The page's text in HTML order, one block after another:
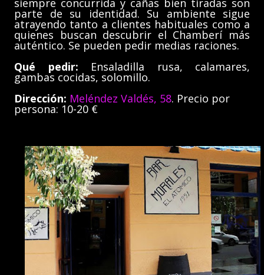
parte de su identidad. Su ambiente sigue
atrayendo tanto a clientes habituales como a
quienes buscan descubrir el Chamberí más
auténtico. Se pueden pedir medias raciones.
Qué pedir: Ensaladilla rusa, calamares,
gambas cocidas, solomillo.
Dirección: Meléndez Valdés, 58. Precio por
persona: 10-20 €